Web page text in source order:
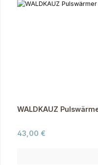
WALDKAUZ
Regulärer Preis:
43,00 €